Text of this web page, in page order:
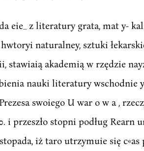
eie_ z literatury grata, mat y-
naturalney, sztuki
stawiaią akademią w rzędzie
nauki literatury wschodnie
swoiego U war o w a ,
i przeszło stopni podług Rearn
iż taro utrzymuie się